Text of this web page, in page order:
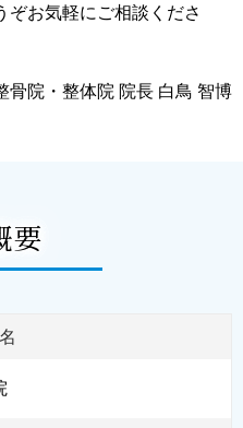
ぞお気軽にご相談くださ
骨院・整体院 院長 白鳥 智博
要